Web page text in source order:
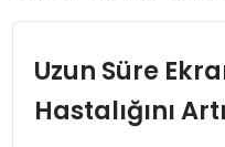
EKONOMI
İDEAL YAŞAM
Uzun Süre
Hastalığını